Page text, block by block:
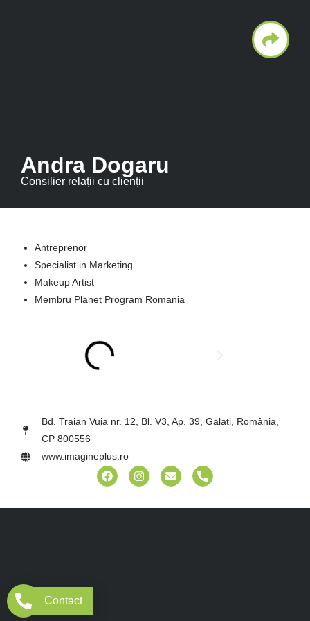
Andra Dogaru
Consilier relații cu clienții
Antreprenor
Specialist in Marketing
Makeup Artist
Membru Planet Program Romania
Bd. Traian Vuia nr. 12, Bl. V3, Ap. 39, Galați, România,
CP 800556
www.imagineplus.ro
Contact